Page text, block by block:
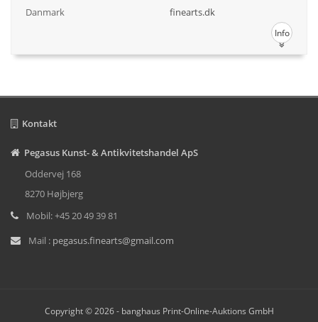
Danmark
finearts.dk
Info
Kontakt
Pegasus Kunst- & Antikvitetshandel ApS
Oddervej 168
8270 Højbjerg
Mobil: +45 20 49 39 81
Mail : pegasus.finearts@gmail.com
Copyright © 2026 - banghaus Print-Online-Auktions GmbH